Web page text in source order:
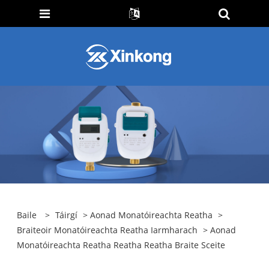
Baile > Táirgí >Aonad Monatóireachta Reatha >
Braiteoir Monatóireachta Reatha Iarmharach > Aonad
Monatóireachta Reatha Reatha Reatha Braite Sceite